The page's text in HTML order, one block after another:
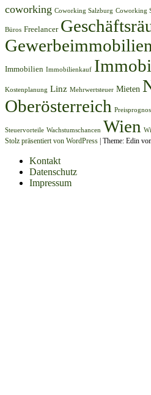
coworking Coworking Salzburg Coworking
Büros Freelancer
Immobilien Immobilienkauf
Kostenplanung Linz Mehrwertsteuer Mieten
Oberösterreich
Steuervorteile Wachstumschancen Wien
Stolz präsentiert von WordPress Theme: Edin
Kontakt
Datenschutz
Impressum